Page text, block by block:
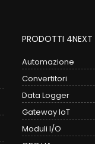
PRODOTTI 4NEXT
Automazione
Convertitori
Data Logger
Gateway IoT
Moduli I/O